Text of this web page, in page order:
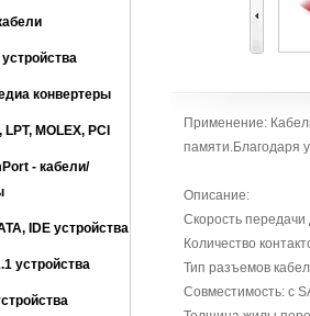
устройства
конвертеры
LPT, MOLEX, PCI
- кабели/
IDE устройства
устройства
Применение:
памяти.Благодаря
Описание:
Скорость
Количество
Тип разъемов
Совместимость: с